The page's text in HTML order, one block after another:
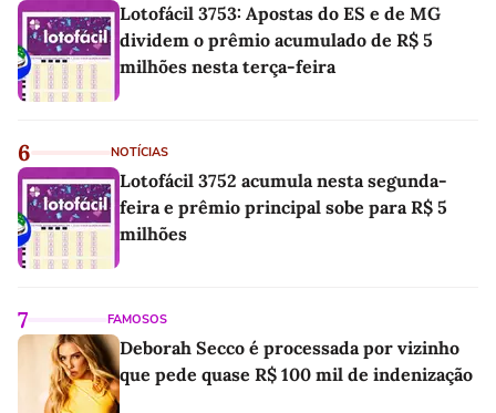
Lotofácil 3753: Apostas do ES e de MG
dividem o prêmio acumulado de R$ 5
milhões nesta terça-feira
6 NOTÍCIAS
Lotofácil 3752 acumula nesta segunda-
feira e prêmio principal sobe para R$ 5
milhões
7 FAMOSOS
Deborah Secco é processada por vizinho
que pede quase R$ 100 mil de indenização